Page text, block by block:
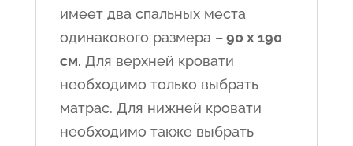
имеет два спальных места
одинакового размера –90 x 190
см. Для верхней кровати
необходимо только выбрать
матрас. Для нижней кровати
необходимо также выбрать